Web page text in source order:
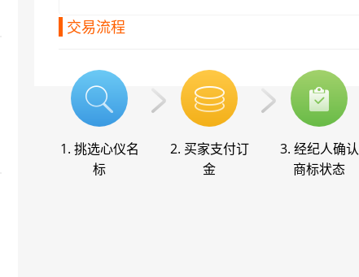
交易流程
1. 挑选心仪名
标
2. 买家支付订
金
3. 经纪人确认
商标状态